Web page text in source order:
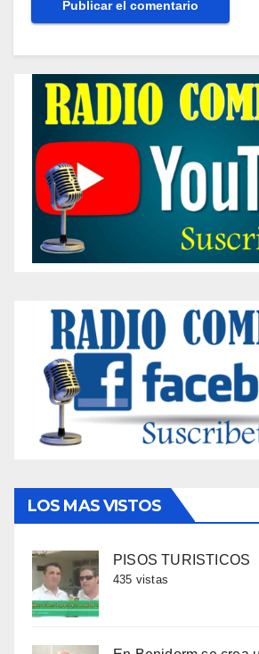
LOS MAS VISTOS
PISOS TURISTICOS
435 vistas